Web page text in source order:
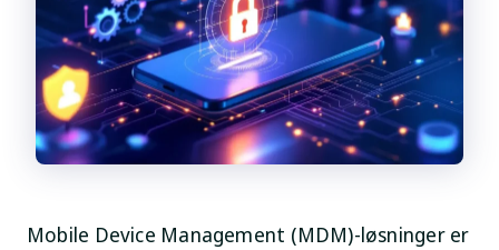
Mobile Device Management (MDM)-løsninger er